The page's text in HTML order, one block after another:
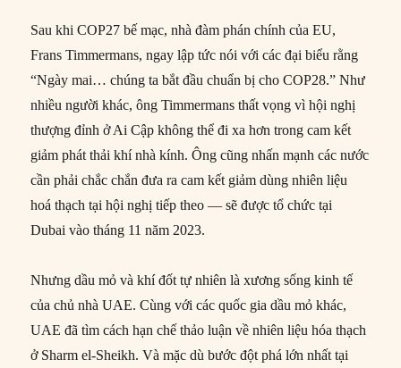
Sau khi COP27 bế mạc, nhà đàm phán chính của EU,
Frans Timmermans, ngay lập tức nói với các đại biểu rằng
“Ngày mai… chúng ta bắt đầu chuẩn bị cho COP28.” Như
nhiều người khác, ông Timmermans thất vọng vì hội nghị
thượng đỉnh ở Ai Cập không thể đi xa hơn trong cam kết
giảm phát thải khí nhà kính. Ông cũng nhấn mạnh các nước
cần phải chắc chắn đưa ra cam kết giảm dùng nhiên liệu
hoá thạch tại hội nghị tiếp theo — sẽ được tổ chức tại
Dubai vào tháng 11 năm 2023.
Nhưng dầu mỏ và khí đốt tự nhiên là xương sống kinh tế
của chủ nhà UAE. Cùng với các quốc gia dầu mỏ khác,
UAE đã tìm cách hạn chế thảo luận về nhiên liệu hóa thạch
ở Sharm el-Sheikh. Và mặc dù bước đột phá lớn nhất tại